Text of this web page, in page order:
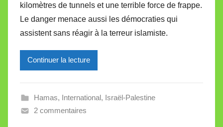
r
e
i
a
kilomètres de tunnels et une terrible force de frappe.
Le danger menace aussi les démocraties qui
assistent sans réagir à la terreur islamiste.
Continuer la lecture
Hamas, International, Israël-Palestine
2 commentaires